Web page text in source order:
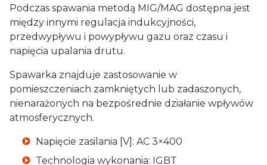
Podczas spawania metodą MIG/MAG dostępna jest
między innymi regulacja indukcyjności,
przedwypływu i powypływu gazu oraz czasu i
napięcia upalania drutu.
Spawarka znajduje zastosowanie w
pomieszczeniach zamkniętych lub zadaszonych,
nienarażonych na bezpośrednie działanie wpływów
atmosferycznych.
Napięcie zasilania [V]: AC 3×400
Technologia wykonania: IGBT